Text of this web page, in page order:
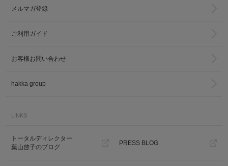
メルマガ登録
ご利用ガイド
お客様お問い合わせ
hakka group
LINKS
トータルディレクター
葉山啓子のブログ
PRESS BLOG